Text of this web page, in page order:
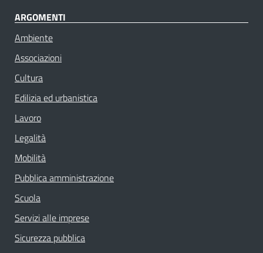
ARGOMENTI
Ambiente
Associazioni
Cultura
Edilizia ed urbanistica
Lavoro
Legalità
Mobilità
Pubblica amministrazione
Scuola
Servizi alle imprese
Sicurezza pubblica